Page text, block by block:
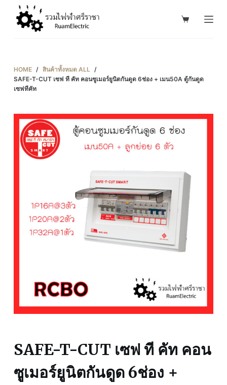
o
c
HOME / สินค้าทั้งหมด ALL /
SAFE-T-CUT เซฟ ที คัท คอนซูเมอร์ยูนิตกันดูด 6ช่อง + เมน50A ตู้กันดูด
เซฟทีคัท
SAFE-T-CUT เซฟ ที คัท คอน
ซูเมอร์ยูนิตกันดูด 6ช่อง +